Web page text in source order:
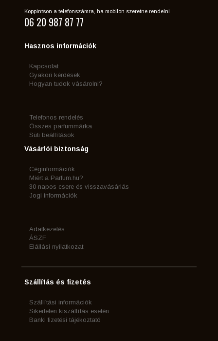
Koppintson a telefonszámra, ha mobilon szeretne rendelni
06 20 987 87 77
Hasznos információk
Kapcsolat
Gyakori kérdések
Hogyan tudok vásárolni?
Telefonos rendelés
Összes parfummárka
Süti beállítások
Vásárlói biztonság
Céginformációk
Miért a Parfum.hu?
30 napos csere és visszavásárlás
Jogi információk
Adatkezelés
ÁSZF
Elállási nyilatkozat
Szállítás és fizetés
Szállítási információk
Sikertelen kiszállítás esetén
Banki fizetési tájékoztató